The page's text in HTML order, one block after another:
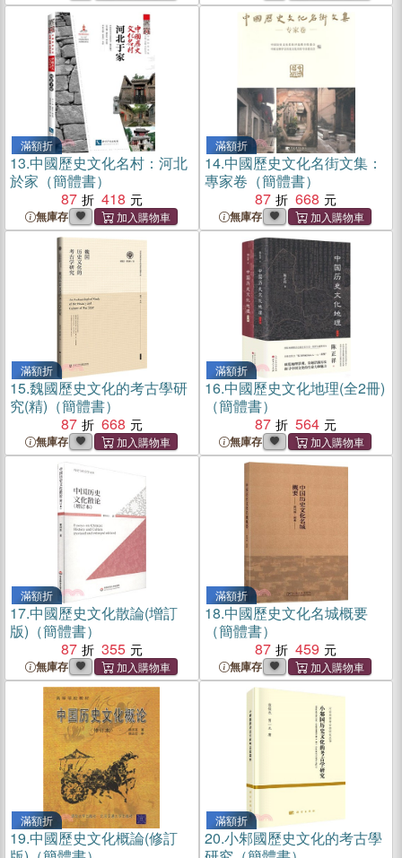
滿額折
13.中國歷史文化名村：河北
於家（簡體書）
87
418
無庫存
滿額折
14.中國歷史文化名街文集：
專家卷（簡體書）
87
668
無庫存
滿額折
15.魏國歷史文化的考古學研
究(精)（簡體書）
87
668
無庫存
滿額折
16.中國歷史文化地理(全2冊)
（簡體書）
87
564
無庫存
滿額折
17.中國歷史文化散論(增訂
版)（簡體書）
87
355
無庫存
滿額折
18.中國歷史文化名城概要
（簡體書）
87
459
無庫存
滿額折
19.中國歷史文化概論(修訂
滿額折
20.小邾國歷史文化的考古學